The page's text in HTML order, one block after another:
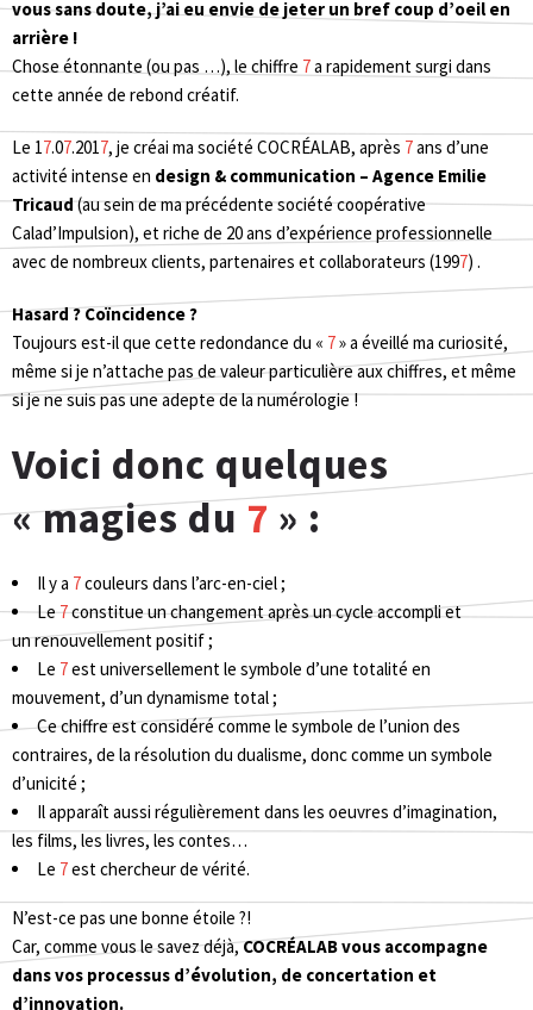
vous sans doute, j’ai eu envie de jeter un bref coup d’oeil en
arrière !
Chose étonnante (ou pas …), le chiffre 7a rapidement surgi dans
cette année de rebond créatif.
Le 17.07.2017, je créai ma société COCRÉALAB, après 7ans d’une
activité intense en design & communication – Agence Emilie
Tricaud(au sein de ma précédente société coopérative
Calad’Impulsion), et riche de 20 ans d’expérience professionnelle
avec de nombreux clients, partenaires et collaborateurs (1997) .
Hasard ? Coïncidence ?
Toujours est-il que cette redondance du « 7» a éveillé ma curiosité,
même si je n’attache pas de valeur particulière aux chiffres, et même
si je ne suis pas une adepte de la numérologie !
Voici donc quelques
« magies du 7 » :
Il y a 7couleurs dans l’arc-en-ciel ;
Le7constitue un changement après un cycle accompli et
un renouvellement positif ;
Le 7est universellement le symbole d’une totalité en
mouvement, d’un dynamisme total ;
Ce chiffre est considéré comme le symbole de l’union des
contraires, de la résolution du dualisme, donc comme un symbole
d’unicité ;
Il apparaît aussi régulièrement dans les oeuvres d’imagination,
les films, les livres, les contes…
Le 7est chercheur de vérité.
N’est-ce pas une bonne étoile ?!
Car, comme vous le savez déjà,COCRÉALAB vous accompagne
dans vos processus d’évolution, de concertation et
d’innovation.